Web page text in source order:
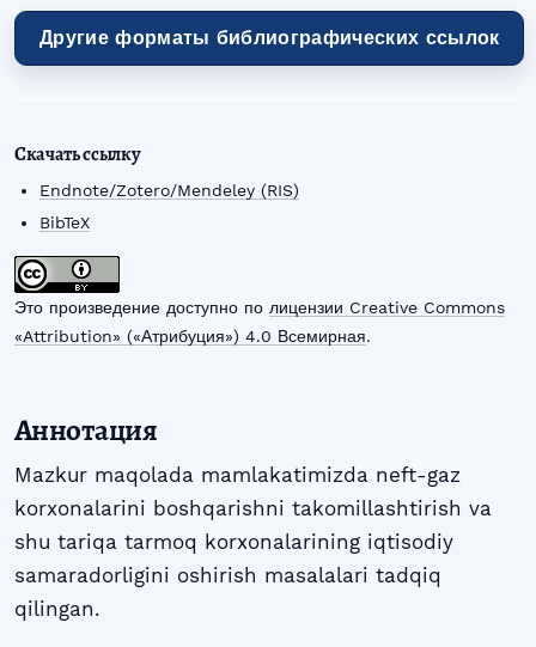
Другие форматы библиографических ссылок
Скачать ссылку
Endnote/Zotero/Mendeley (RIS)
BibTeX
Это произведение доступно по лицензии Creative Commons
«Attribution» («Атрибуция») 4.0 Всемирная.
Аннотация
Mazkur maqolada mamlakatimizda neft-gaz
korxonalarini boshqarishni takomillashtirish va
shu tariqa tarmoq korxonalarining iqtisodiy
samaradorligini oshirish masalalari tadqiq
qilingan.